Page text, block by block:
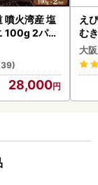
噴火湾産 塩
100g 2パッ
フター保証
雲丹 海鮮
ウニ丼 お寿
産地直送 お
産 送料無
28,000
え
む
大